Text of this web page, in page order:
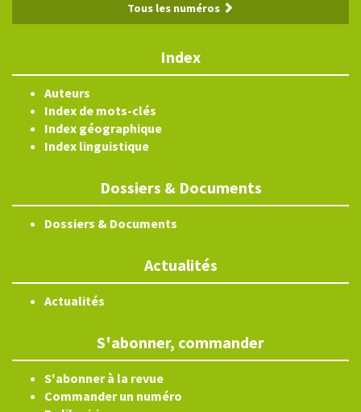
Tous les numéros
Index
Auteurs
Index de mots-clés
Index géographique
Index linguistique
Dossiers & Documents
Dossiers & Documents
Actualités
Actualités
S'abonner, commander
S'abonner à la revue
Commander un numéro